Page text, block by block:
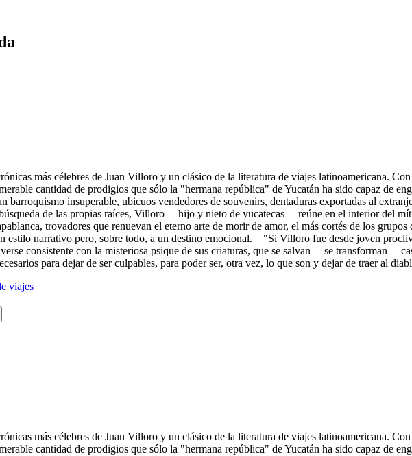
más célebres de Juan Villoro y un clásico de la literatura de viajes latinoamericana.
cantidad de prodigios que sólo la "hermana república" de Yucatán ha sido capaz de
barroquismo insuperable, ubicuos vendedores de souvenirs, dentaduras exportadas al
de las propias raíces, Villoro —hijo y nieto de yucatecas— reúne en el interior del
trovadores que renuevan el eterno arte de morir de amor, el más cortés de los
estilo narrativo pero, sobre todo, a un destino emocional. "Si Villoro fue desde joven
consistente con la misteriosa psique de sus criaturas, que se salvan —se transforman—
para dejar de ser culpables, para poder ser, otra vez, lo que son y dejar de traer al
viajes
más célebres de Juan Villoro y un clásico de la literatura de viajes latinoamericana.
cantidad de prodigios que sólo la "hermana república" de Yucatán ha sido capaz de